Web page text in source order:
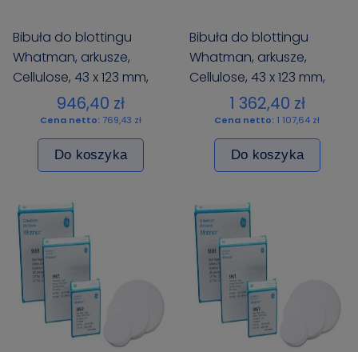
Bibuła do blottingu
Whatman, arkusze,
Cellulose, 43 x 123 mm,
op. 25 szt.946,40 zł
Cena netto: 769,43 zł
Do koszyka
Bibuła do blottingu
Whatman, arkusze,
Cellulose, 43 x 123 mm,
op. 25 szt.1 362,40 zł
Cena netto: 1 107,64 zł
Do koszyka